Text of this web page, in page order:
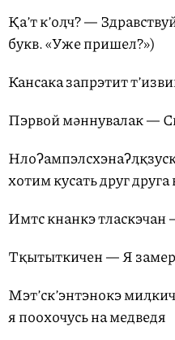
Қа’т к’оӆч? —
букв. «Уже пришел?»)
Кансака запрэтит
Пэрвой мәннувалак —
хотим кусать друг
Имтс кнанкэ тласкэчан
Тқытыткичен — Я
Мэт’ск’энтэнокэ
я поохочусь на медведя